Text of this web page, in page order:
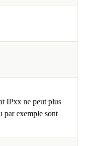
IPxx ne peut plus
par exemple sont